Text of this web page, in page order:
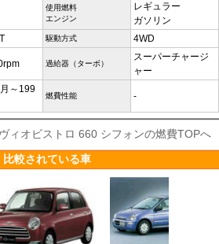
使用燃料
エンジン
レギュラー
ガソリン
駆動方式 4WD
過給器（ターボ）
スーパーチャージ
ャー
～199
燃費性能 -
ィオビストロ 660 シフォンの燃費TOPへ
較されている車